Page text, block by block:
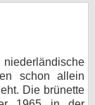
schon allein
Die brünette